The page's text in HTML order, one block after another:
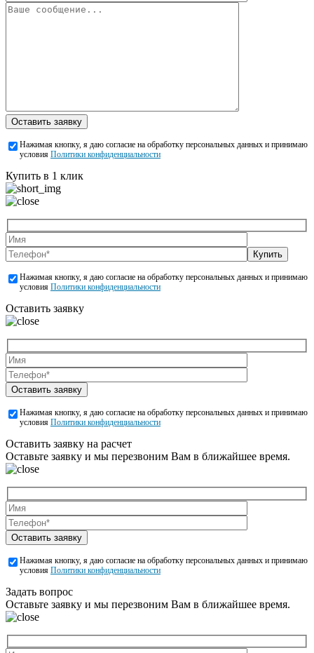
Оставить заявку
Нажимая кнопку, я даю согласие на обработку персональных данных и принимаю
условия Политики конфиденциальности
Купить в 1 клик
Купить
Нажимая кнопку, я даю согласие на обработку персональных данных и принимаю
условия Политики конфиденциальности
Оставить заявку
Оставить заявку
Нажимая кнопку, я даю согласие на обработку персональных данных и принимаю
условия Политики конфиденциальности
Оставить заявку на расчет
Оставьте заявку и мы перезвоним Вам в ближайшее время.
Оставить заявку
Нажимая кнопку, я даю согласие на обработку персональных данных и принимаю
условия Политики конфиденциальности
Задать вопрос
Оставьте заявку и мы перезвоним Вам в ближайшее время.